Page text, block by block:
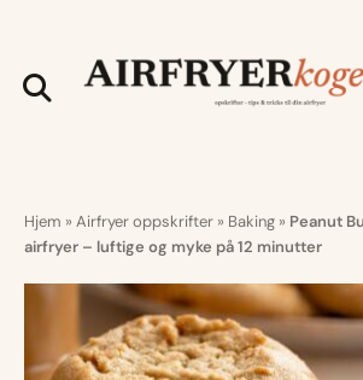
Hjem » Airfryer oppskrifter » Baking » Peanut
airfryer – luftige og myke på 12 minutter